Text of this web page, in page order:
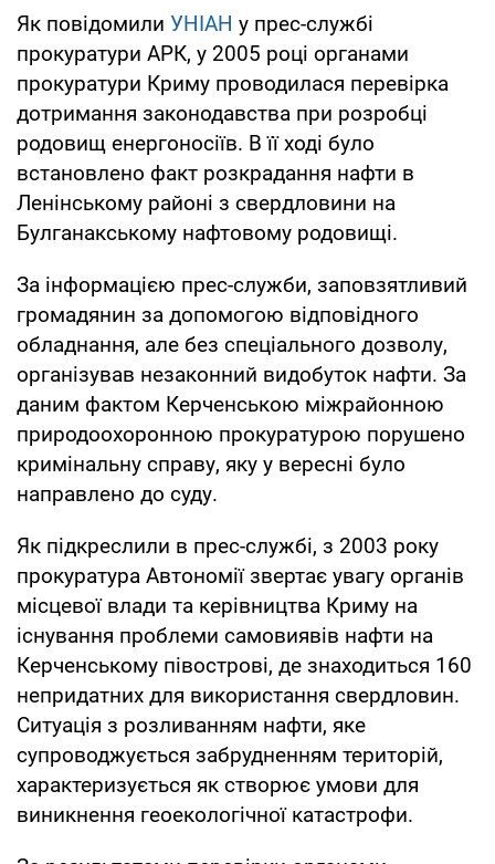
Як повідомили УНІАН у прес-службі
прокуратури АРК, у 2005 році органами
прокуратури Криму проводилася перевірка
дотримання законодавства при розробці
родовищ енергоносіїв. В її ході було
встановлено факт розкрадання нафти в
Ленінському районі з свердловини на
Булганакському нафтовому родовищі.
За інформацією прес-служби, заповзятливий
громадянин за допомогою відповідного
обладнання, але без спеціального дозволу,
організував незаконний видобуток нафти. За
даним фактом Керченською міжрайонною
природоохоронною прокуратурою порушено
кримінальну справу, яку у вересні було
направлено до суду.
Як підкреслили в прес-службі, з 2003 року
прокуратура Автономії звертає увагу органів
місцевої влади та керівництва Криму на
існування проблеми самовиявів нафти на
Керченському півострові, де знаходиться 160
непридатних для використання свердловин.
Ситуація з розливанням нафти, яке
супроводжується забрудненням територій,
характеризується як створює умови для
виникнення геоекологічної катастрофи.